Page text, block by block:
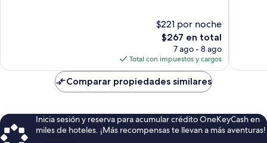
$221 por noche
El
precio
actual
es
de
$267
$267 en total
7 ago - 8 ago
Total con impuestos y cargos
Comparar propiedades similares
Inicia sesión y reserva para acumular crédito OneKeyCash en
miles de hoteles. ¡Más recompensas te llevan a más aventuras!